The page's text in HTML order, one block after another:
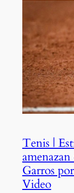
Tenis |
Garros
Video